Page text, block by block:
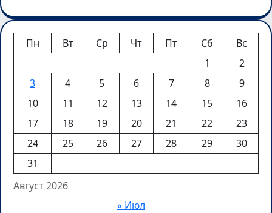
Август 2026
Пн Вт Ср Чт Пт Сб
Вс
1
2
3
4 5 6 7 8
9
10
11 12 13 14 15
16
17
18 19 20 21 22
23
24
25 26 27 28 29
30
31
« Июл